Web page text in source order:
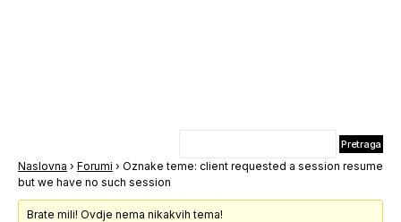
Naslovna › Forumi › Oznake teme: client requested a session resume
but we have no such session
Brate mili! Ovdje nema nikakvih tema!